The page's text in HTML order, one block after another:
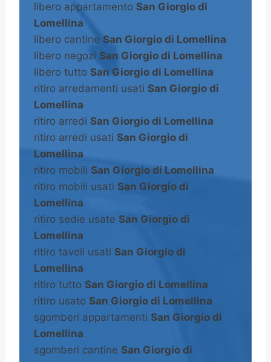
libero appartamento San Giorgio di
Lomellina
libero cantine San Giorgio di Lomellina
libero negozi San Giorgio di Lomellina
libero tutto San Giorgio di Lomellina
ritiro arredamenti usati San Giorgio di
Lomellina
ritiro arredi San Giorgio di Lomellina
ritiro arredi usati San Giorgio di
Lomellina
ritiro mobili San Giorgio di Lomellina
ritiro mobili usati San Giorgio di
Lomellina
ritiro sedie usate San Giorgio di
Lomellina
ritiro tavoli usati San Giorgio di
Lomellina
ritiro tutto San Giorgio di Lomellina
ritiro usato San Giorgio di Lomellina
sgomberi appartamenti San Giorgio di
Lomellina
sgomberi cantine San Giorgio di